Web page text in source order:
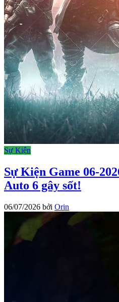
Sự Kiện
Sự Kiện Game 06-
Auto 6 gây sốt!
06/07/2026 bởi Orin